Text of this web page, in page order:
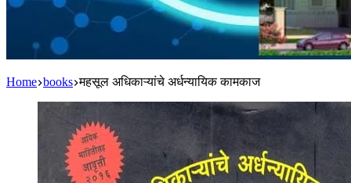
Home books महसूल अधिकाऱ्यांचे अर्धन्यायिक कामकाज